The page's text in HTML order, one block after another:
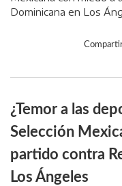
¿Temor a las
Selección
partido contra
Los Ángeles